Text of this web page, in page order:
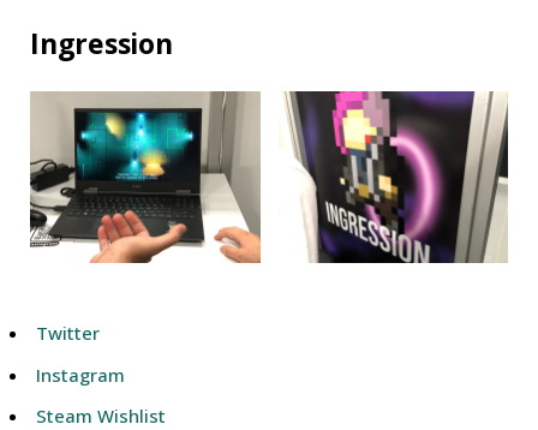
Ingression
Twitter
Instagram
Steam Wishlist